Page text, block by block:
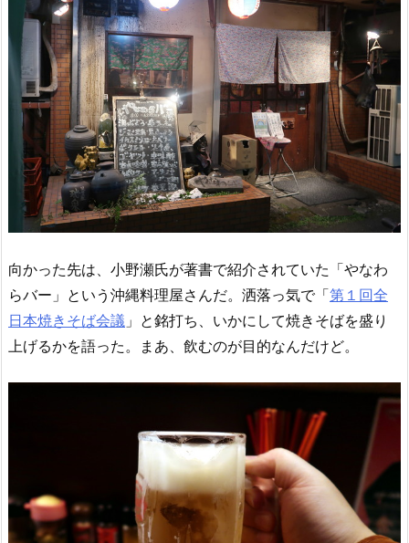
向かった先は、小野瀬氏が著書で紹介されていた「やなわ
らバー」という沖縄料理屋さんだ。洒落っ気で「第１回全
日本焼きそば会議 」と銘打ち、いかにして焼きそばを盛り
上げるかを語った。まあ、飲むのが目的なんだけど。